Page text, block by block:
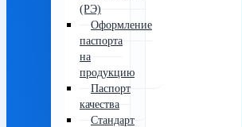
(РЭ)
Оформление
паспорта
на
продукцию
Паспорт
качества
Стандарт